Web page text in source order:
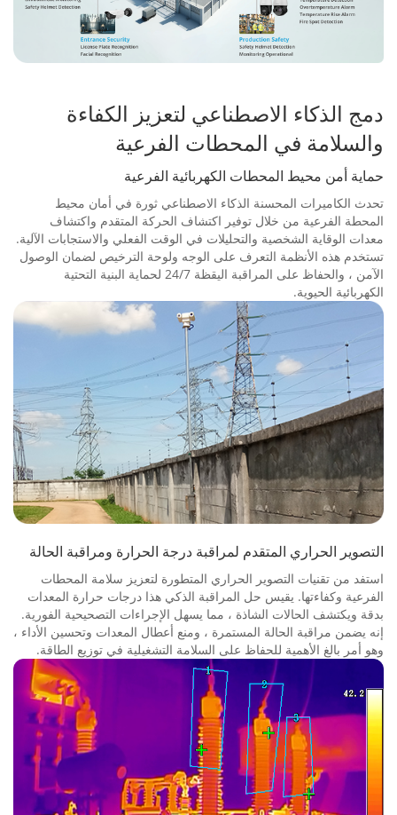
دمج الذكاء الاصطناعي لتعزيز الكفاءة
والسلامة في المحطات الفرعية
حماية أمن محيط المحطات الكهربائية الفرعية
تحدث الكاميرات المحسنة الذكاء الاصطناعي ثورة في أمان محيط
المحطة الفرعية من خلال توفير اكتشاف الحركة المتقدم واكتشاف
معدات الوقاية الشخصية والتحليلات في الوقت الفعلي والاستجابات الآلية.
تستخدم هذه الأنظمة التعرف على الوجه ولوحة الترخيص لضمان الوصول
الآمن ، والحفاظ على المراقبة اليقظة 24/7 لحماية البنية التحتية
الكهربائية الحيوية.
التصوير الحراري المتقدم لمراقبة درجة الحرارة ومراقبة الحالة
استفد من تقنيات التصوير الحراري المتطورة لتعزيز سلامة المحطات
الفرعية وكفاءتها. يقيس حل المراقبة الذكي هذا درجات حرارة المعدات
بدقة ويكتشف الحالات الشاذة ، مما يسهل الإجراءات التصحيحية الفورية.
إنه يضمن مراقبة الحالة المستمرة ، ومنع أعطال المعدات وتحسين الأداء ،
وهو أمر بالغ الأهمية للحفاظ على السلامة التشغيلية في توزيع الطاقة.